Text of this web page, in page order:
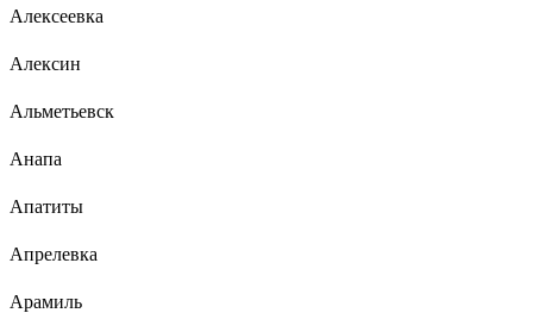
Алексеевка
Алексин
Альметьевск
Анапа
Апатиты
Апрелевка
Арамиль